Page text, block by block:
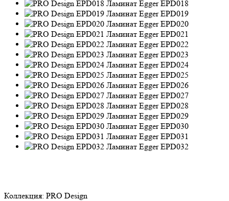
EPD018
EPD019
EPD020
EPD021
EPD022
EPD023
EPD024
EPD025
EPD026
EPD027
EPD028
EPD029
EPD030
EPD031
EPD032
Коллекция: PRO Design